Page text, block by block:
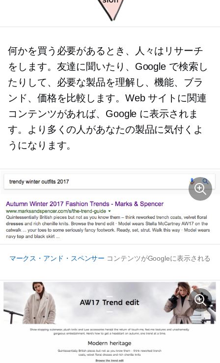
何かを買う必要があるとき、人々はリサーチ
をします。友達に聞いたり、Google で検索し
たりして、必要な製品を理解し、機能、ブラ
ンド、価格を比較します。Web サイトに関連
コンテンツがあれば、Google に表示されま
す。より多くの人があなたの製品に気付くよ
うになります。
マークス・アンド・スペンサー コンテンツがGoogleに表示される